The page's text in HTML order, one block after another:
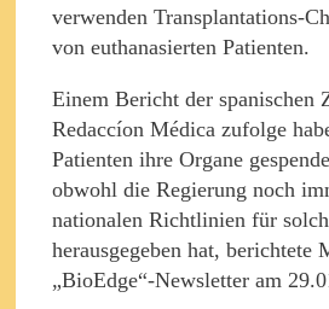
verwenden Transplantations-
von euthanasierten Patienten.
Einem Bericht der spanischen
Redaccíon Médica zufolge
Patienten ihre Organe
obwohl die Regierung noch
nationalen Richtlinien für
herausgegeben hat, berichtete
„BioEdge“-Newsletter am